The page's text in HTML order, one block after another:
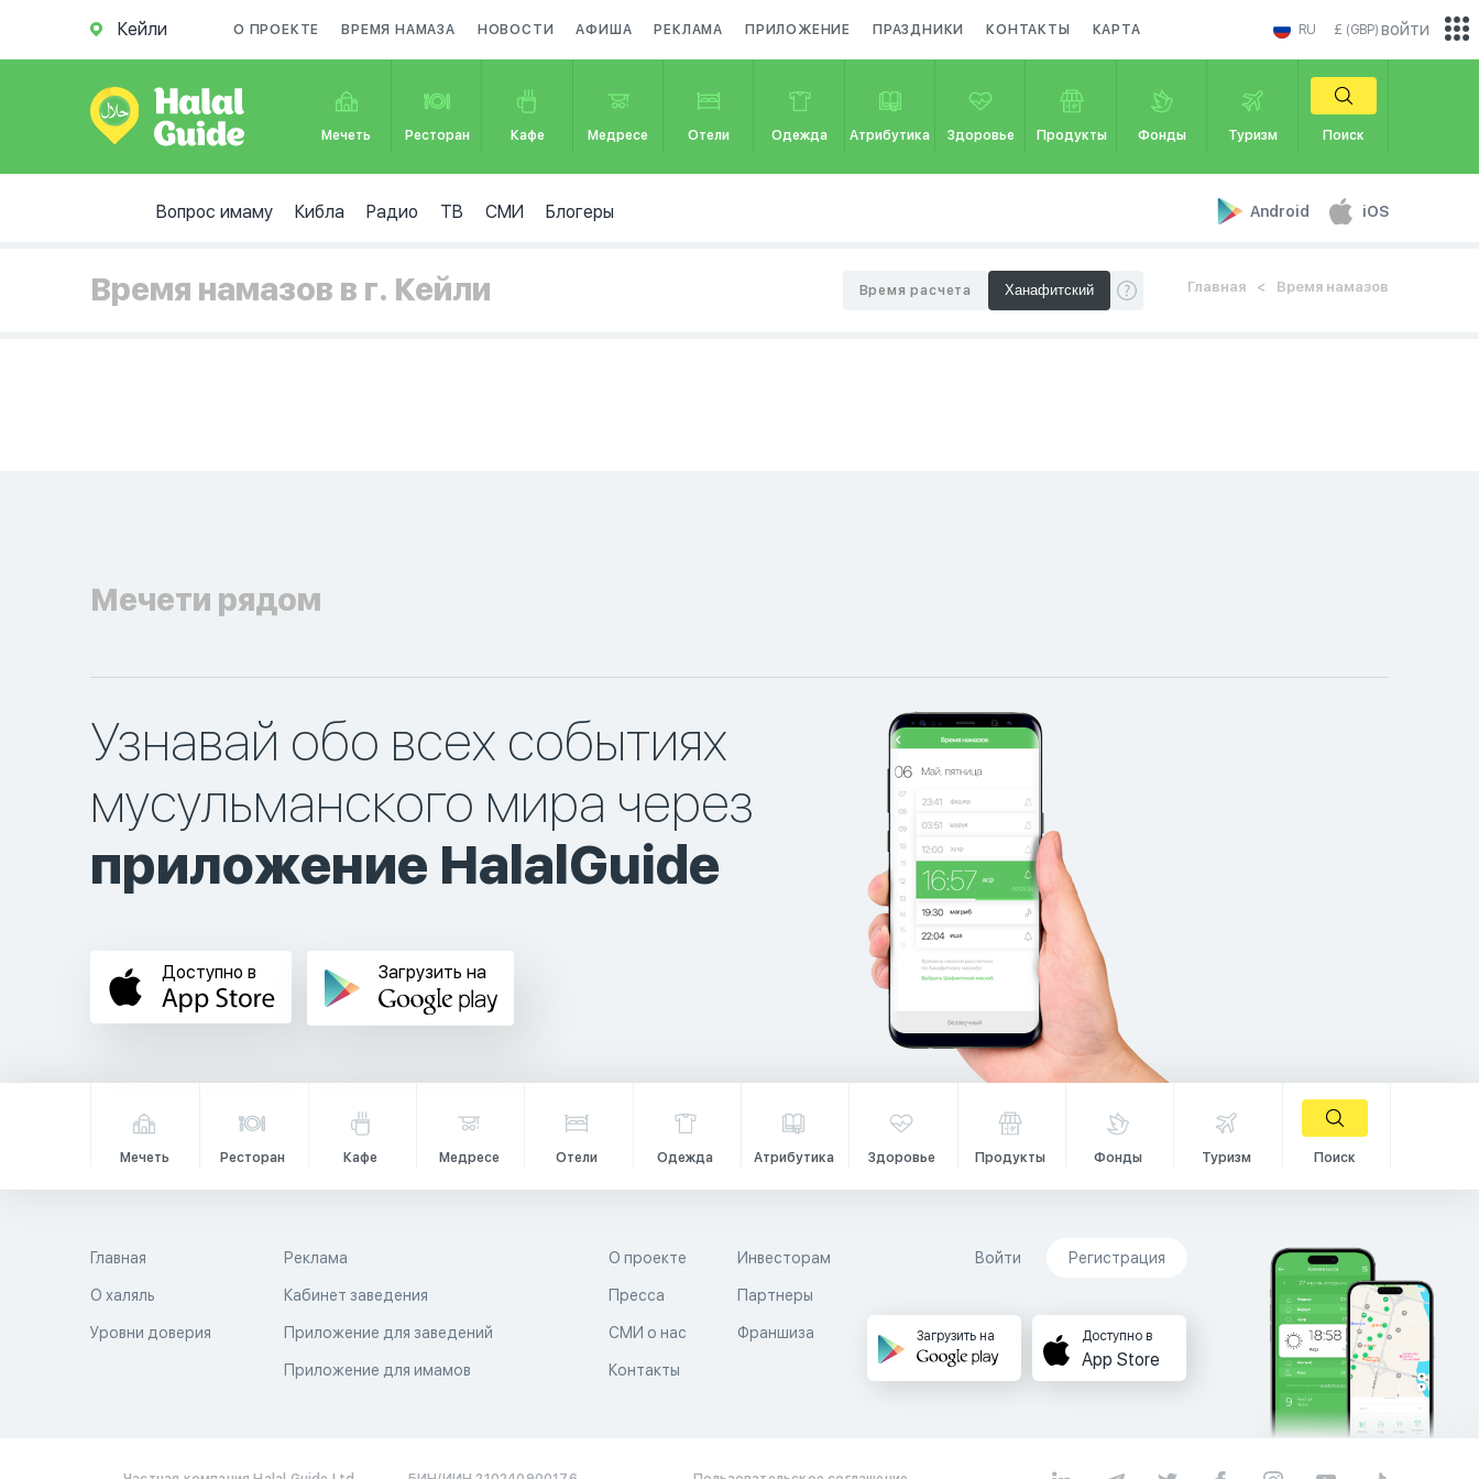
Кейли О ПРОЕКТЕ ВРЕМЯ НАМАЗА НОВОСТИ АФИША РЕКЛАМА ПРИЛОЖЕНИЕ ПРАЗДНИКИ КОНТАКТЫ КАРТА RU £ (GBP)
Мечеть Ресторан Кафе Медресе Отели Одежда Атрибутика Здоровье Продукты Фонды Туризм Поиск
Вопрос имаму Кибла Радио ТВ СМИ Блогеры Android iOS
войти
Время намазов в г. Кейли Главная Время намазов
Время расчета
Мечети рядом
Узнавай обо всех событиях
мусульманского мира через
приложение HalalGuide
Доступно в Загрузить на
Мечеть Ресторан Кафе Медресе Отели Одежда Атрибутика Здоровье Продукты Фонды Туризм Поиск
Главная
О халяль
Уровни доверия
Реклама
Кабинет заведения
Приложение для заведений
Приложение для имамов
О проекте
Пресса
СМИ о нас
Контакты
Инвесторам
Партнеры
Франшиза
Войти Регистрация
Загрузить на Доступно в
App Store